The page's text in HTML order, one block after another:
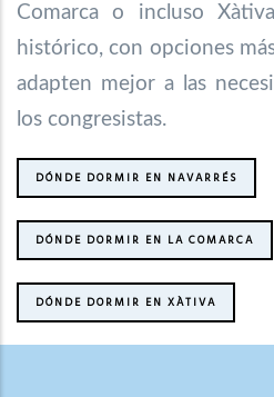
Comarca o incluso
histórico, con opciones
adapten mejor a las
los congresistas.
DÓNDE DORMIR EN NAVARRÉS
DÓNDE DORMIR EN LA COMARCA
DÓNDE DORMIR EN XÀTIVA